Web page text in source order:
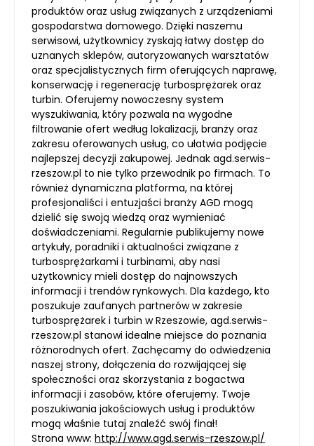
produktów oraz usług związanych z urządzeniami
gospodarstwa domowego. Dzięki naszemu
serwisowi, użytkownicy zyskają łatwy dostęp do
uznanych sklepów, autoryzowanych warsztatów
oraz specjalistycznych firm oferujących naprawę,
konserwację i regenerację turbosprężarek oraz
turbin. Oferujemy nowoczesny system
wyszukiwania, który pozwala na wygodne
filtrowanie ofert według lokalizacji, branży oraz
zakresu oferowanych usług, co ułatwia podjęcie
najlepszej decyzji zakupowej. Jednak agd.serwis-
rzeszow.pl to nie tylko przewodnik po firmach. To
również dynamiczna platforma, na której
profesjonaliści i entuzjaści branży AGD mogą
dzielić się swoją wiedzą oraz wymieniać
doświadczeniami. Regularnie publikujemy nowe
artykuły, poradniki i aktualności związane z
turbosprężarkami i turbinami, aby nasi
użytkownicy mieli dostęp do najnowszych
informacji i trendów rynkowych. Dla każdego, kto
poszukuje zaufanych partnerów w zakresie
turbosprężarek i turbin w Rzeszowie, agd.serwis-
rzeszow.pl stanowi idealne miejsce do poznania
różnorodnych ofert. Zachęcamy do odwiedzenia
naszej strony, dołączenia do rozwijającej się
społeczności oraz skorzystania z bogactwa
informacji i zasobów, które oferujemy. Twoje
poszukiwania jakościowych usług i produktów
mogą właśnie tutaj znaleźć swój finał!
Strona www: http://www.agd.serwis-rzeszow.pl/